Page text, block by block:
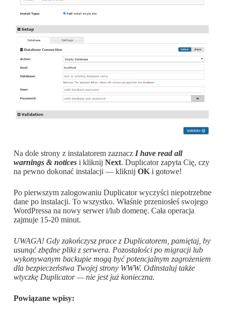
Na dole strony z instalatorem zaznacz I have read all
warnings & notices i kliknij Next. Duplicator zapyta Cię, czy
na pewno dokonać instalacji — kliknij OK i gotowe!
Po pierwszym zalogowaniu Duplicator wyczyści niepotrzebne
dane po instalacji. To wszystko. Właśnie przeniosłeś swojego
WordPressa na nowy serwer i/lub domenę. Cała operacja
zajmuje 15-20 minut.
UWAGA! Gdy zakończysz prace z Duplicatorem, pamiętaj, by
usunąć zbędne pliki z serwera. Pozostałości po migracji lub
wykonywanym backupie mogą być potencjalnym zagrożeniem
dla bezpieczeństwa Twojej strony WWW. Odinstaluj także
wtyczkę Duplicator — nie jest już konieczna.
Powiązane wpisy: